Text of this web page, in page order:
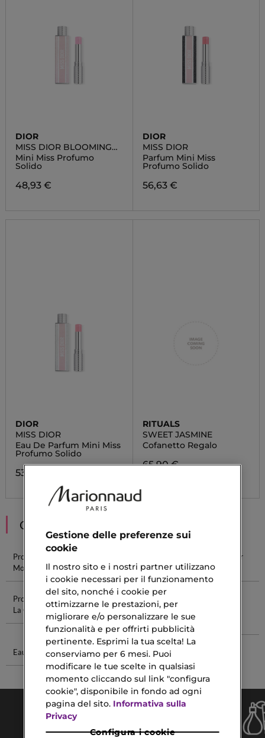
DIOR
MISS DIOR BLOOMING
BOUQUET
Mini Miss Profumo
Solido
48,93 €
DIOR
MISS DIOR
Parfum Mini Miss
Profumo Solido
56,63 €
DIOR
MISS DIOR
Eau De Parfum Mini Miss
Profumo Solido
53,83 €
RITUALS
SWEET JASMINE
Cofanetto Regalo
65,90 €
CONSIGLIATI PER TE
Profumi
Montblanc
Profumi
Angel
Profumi Per
Auto
Profumi Per
La Casa
Profumi Tom
Ford Uomo
Shampoo Per
Capelli
Danneggiati
Eau Guerlain
Crema Corpo
Spray
Gestione delle preferenze sui
cookie
Il nostro sito e i nostri partner utilizzano
i cookie necessari per il funzionamento
del sito, nonché i cookie per
ottimizzarne le prestazioni, per
migliorare e/o personalizzare le sue
funzionalità e per offrirti pubblicità
pertinente. Esprimi la tua scelta! La
conserviamo per 6 mesi. Puoi
modificare le tue scelte in qualsiasi
momento cliccando sul link "configura
cookie", disponibile in fondo ad ogni
pagina del sito. Informativa sulla
Privacy
Configura i cookie